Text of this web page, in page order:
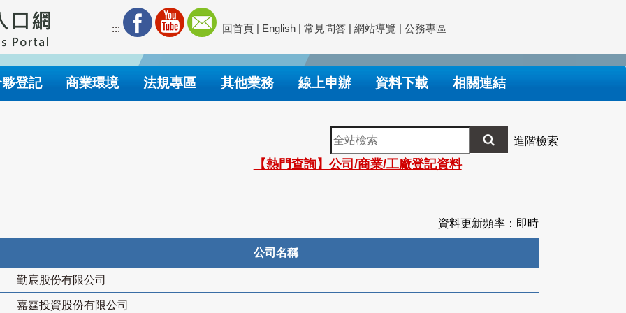
::: 回首頁 | English | 常見問答 | 網站導覽 | 公務專區
登記 商業環境 法規專區 其他業務 線上申辦 資料下載 相關連結
全
站
檢
索
進階檢索
【熱門查詢】公司/商業/工廠登記資料
資料更新頻率：即時
公司名稱
勤宸股份有限公司
嘉霆投資股份有限公司